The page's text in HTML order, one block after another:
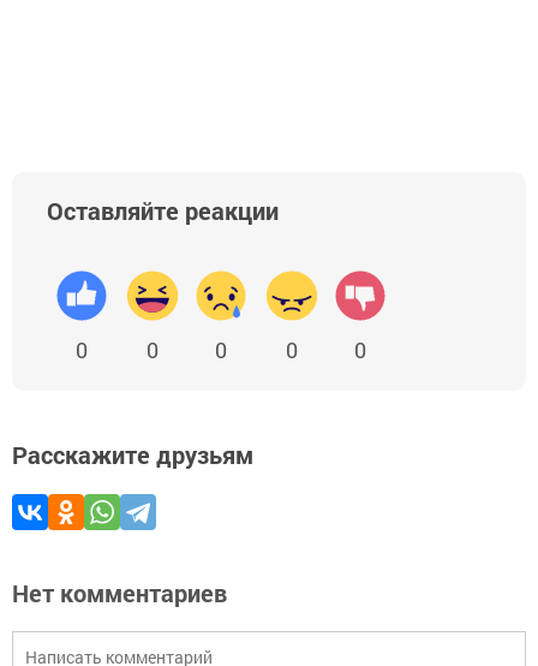
Оставляйте реакции
0 0 0 0 0
Расскажите друзьям
Нет комментариев